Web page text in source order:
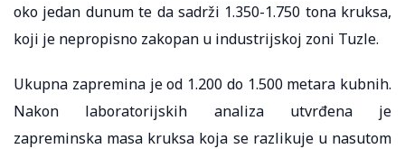
oko jedan dunum te da sadrži 1.350-1.750 tona kruksa,
koji je nepropisno zakopan u industrijskoj zoni Tuzle.
Ukupna zapremina je od 1.200 do 1.500 metara kubnih.
Nakon laboratorijskih analiza utvrđena je
zapreminska masa kruksa koja se razlikuje u nasutom